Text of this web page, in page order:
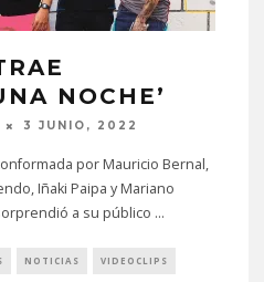
NOCHE’
3 JUNIO, 2022
por Mauricio Bernal,
Iñaki Paipa y Mariano
a su público ...
NOTICIAS VIDEOCLIPS